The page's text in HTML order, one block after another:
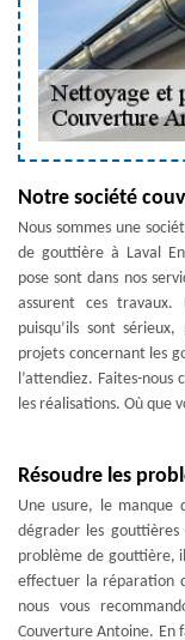
Notre société
Nous sommes une
de gouttière à Laval
pose sont dans nos
assurent ces travaux.
puisqu’ils sont
projets concernant les
l’attendiez. Faites-
les réalisations. Où que
Résoudre les
Une usure, le manque
dégrader les
problème de gouttière,
effectuer la réparation
nous vous
Couverture Antoine. En